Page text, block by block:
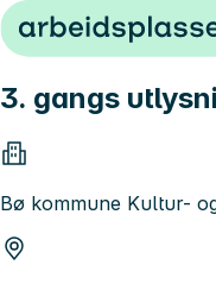
Hopp til innhold
3. gangs
Bø kommune Kultur-